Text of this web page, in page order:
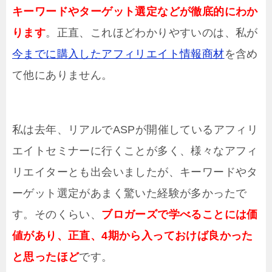
キーワードやターゲット選定などが徹底的にわか
ります。正直、これほどわかりやすいのは、私が
今までに購入したアフィリエイト情報商材を含め
て他にありません。
私は去年、リアルでASPが開催しているアフィリ
エイトセミナーに行くことが多く、様々なアフィ
リエイターとも出会いましたが、キーワードやタ
ーゲット選定があまく驚いた経験が多かったで
す。そのくらい、 ブロガーズで学べることには価
値があり、正直、4期から入っておけば良かった
と思ったほどです。